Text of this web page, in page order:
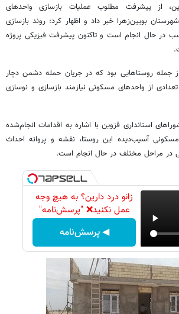
از پیشرفت مطلوب عملیات بازسازی واحدهای
بویین‌زهرا خبر داد و اظهار کرد: روند بازسازی
در حال انجام است و تاکنون پیشرفت فیزیکی پروژه
جمله روستاهایی بود که در جریان حمله دشمن دچار
از واحدهای مسکونی نیازمند بازسازی و نوسازی
استانداری قزوین با اشاره به اقدامات انجام‌شده
برای ۱۲واحد مسکونی آسیب‌دیده این روستا، نقشه و پروانه احداث
در مراحل مختلف در حال انجام است.
زانو درد دارین؟ به هیچ وجه
عمل نکنید❌ "پرسش‌نامه"
◀ پرسش‌نامه